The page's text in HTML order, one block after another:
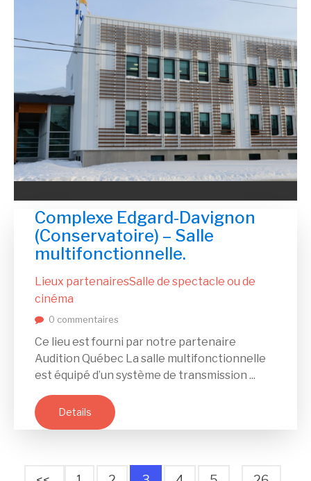
Complexe Edgard-Davignon
(Conservatoire) – Salle
multifonctionnelle.
Lieux partenairesSalle de spectacle ou de
cinéma
0 commentaires
Ce lieu est fourni par notre partenaire
Audition Québec La salle multifonctionnelle
est équipé d’un système de transmission ...
Details